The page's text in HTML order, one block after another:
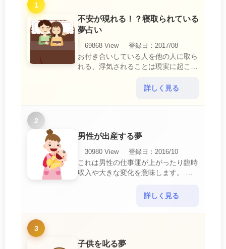
1
不安が現れる！？寝取られている
夢占い
69868 View
登録日：2017/08
お付き合いしている人を他の人に取ら
れる、浮気されることは現実に起こる
いにおいて、『寝取られている』夢
詳しく見る
2
男性が出産する夢
30980 View
登録日：2016/10
これは男性の仕事運が上がったり臨時
収入や大きな変化を意味します。 喜
ればあり得ない事が起きるのでビック
詳しく見る
3
子供を叱る夢